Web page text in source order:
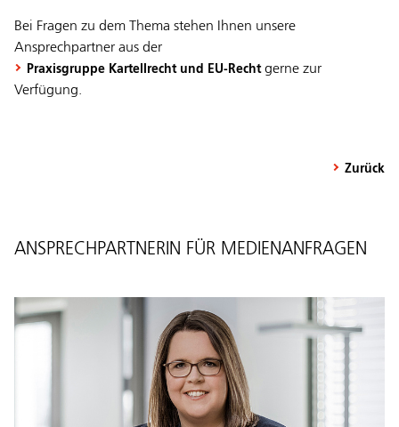
Bei Fragen zu dem Thema stehen Ihnen unsere
Ansprechpartner aus der
Praxisgruppe Kartellrecht und EU-Rechtgerne zur
Verfügung.
Zurück
ANSPRECHPARTNERIN FÜR MEDIENANFRAGEN